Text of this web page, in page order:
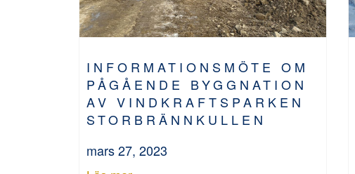
INFORMATIONSMÖTE OM
PÅGÅENDE BYGGNATION
AV VINDKRAFTSPARKEN
STORBRÄNNKULLEN
mars 27, 2023